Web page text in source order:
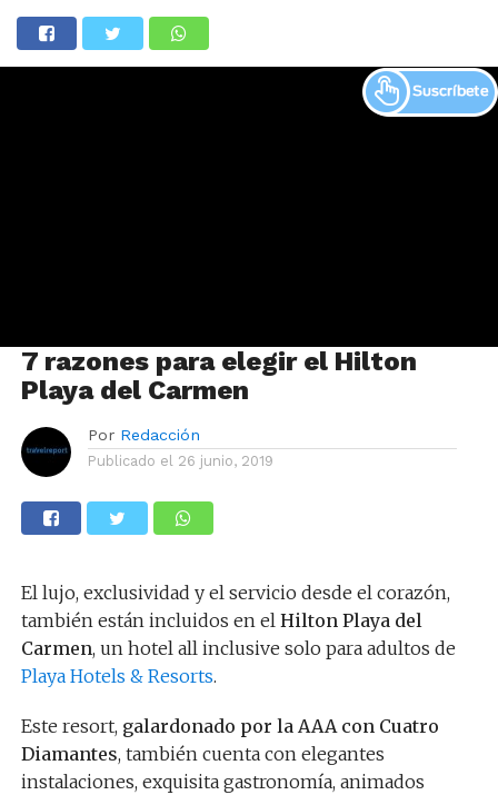
7 razones para elegir el Hilton
Playa del Carmen
Por Redacción
Publicado el 26 junio, 2019
El lujo, exclusividad y el servicio desde el corazón,
también están incluidos en el Hilton Playa del
Carmen, un hotel all inclusive solo para adultos de
Playa Hotels & Resorts.
Este resort, galardonado por la AAA con Cuatro
Diamantes, también cuenta con elegantes
instalaciones, exquisita gastronomía, animados